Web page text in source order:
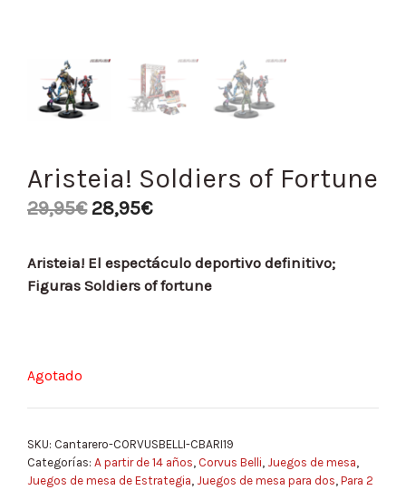
Aristeia! Soldiers of Fortune
29,95€ 28,95€
Aristeia! El espectáculo deportivo definitivo;
Figuras Soldiers of fortune
Agotado
SKU: Cantarero-CORVUSBELLI-CBARI19
Categorías: A partir de 14 años, Corvus Belli, Juegos de mesa,
Juegos de mesa de Estrategia, Juegos de mesa para dos, Para 2